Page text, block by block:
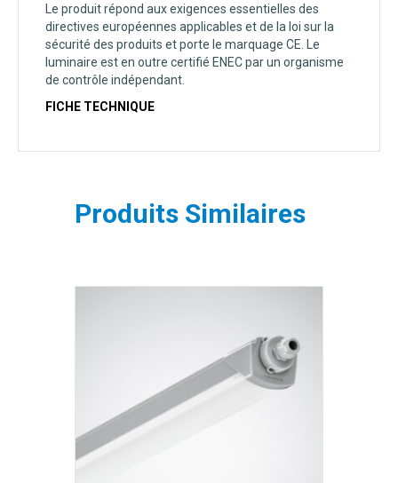
Le produit répond aux exigences essentielles des
directives européennes applicables et de la loi sur la
sécurité des produits et porte le marquage CE. Le
luminaire est en outre certifié ENEC par un organisme
de contrôle indépendant.
FICHE TECHNIQUE
Produits Similaires